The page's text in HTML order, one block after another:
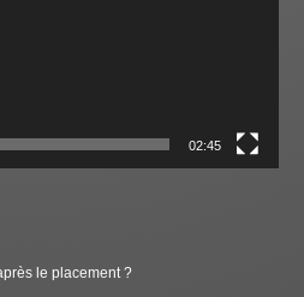
02:45
le placement ?